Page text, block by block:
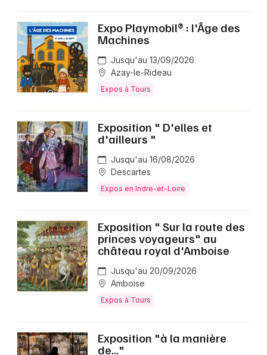
Expo Playmobil® : l'Âge des
Machines
Jusqu'au 13/09/2026
Azay-le-Rideau
Expos à Tours
Exposition " D'elles et
d'ailleurs "
Jusqu'au 16/08/2026
Descartes
Expos en Indre-et-Loire
Exposition " Sur la route des
princes voyageurs" au
château royal d'Amboise
Jusqu'au 20/09/2026
Amboise
Expos à Tours
Exposition "à la manière
de..."